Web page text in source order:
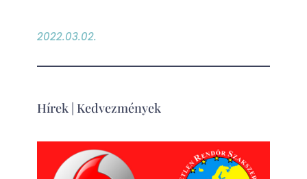
2022.03.02.
Hírek| Kedvezmények